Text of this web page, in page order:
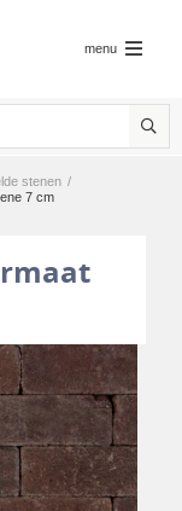
menu
stenen /
7 cm